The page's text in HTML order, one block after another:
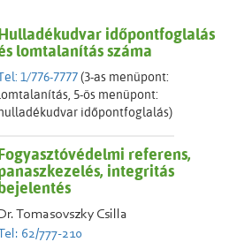
időpontfoglalás
lomtalanítás száma
1/776-7777(3-as menüpont:
5-ös menüpont:
időpontfoglalás)
referens,
integritás
Dr. Tomasovszky Csilla
62/777-210